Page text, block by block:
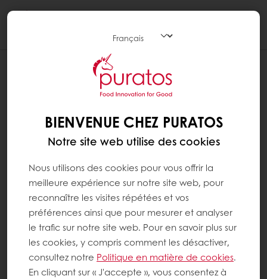
JE N'AI PAS REÇU L'EMAIL DE
CONFIRMATION POUR ACTIVER MON
J'ai rempli le formulaire d'inscription et défini
mon mot de passe, mais je n'ai pas reçu
compte. Tout d'abord, pensez à vérifier si
l'email de confirmation se trouve dans le
dossier "Courrier indésirable/Spam" de votre
boîte mail.
Si vous ne le trouvez pas,contactez-nouspar
email.
BIENVENUE CHEZ PURATOS
Notre site web utilise des cookies
Nous utilisons des cookies pour vous offrir la
meilleure expérience sur notre site web, pour
reconnaître les visites répétées et vos
préférences ainsi que pour mesurer et analyser
le trafic sur notre site web. Pour en savoir plus sur
les cookies, y compris comment les désactiver,
consultez notre Politique en matière de cookies.
En cliquant sur « J'accepte », vous consentez à